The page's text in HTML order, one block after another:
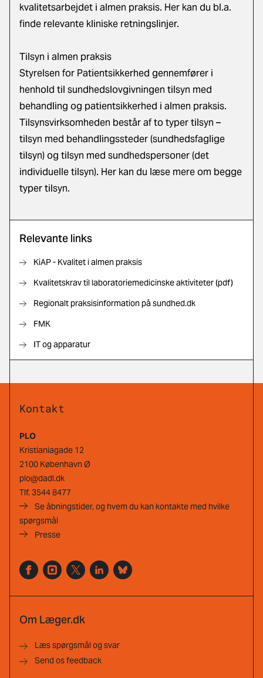
kvalitetsarbejdet i almen praksis. Her kan du bl.a.
finde relevante kliniske retningslinjer.
Tilsyn i almen praksis
Styrelsen for Patientsikkerhed gennemfører i
henhold til sundhedslovgivningen tilsyn med
behandling og patientsikkerhed i almen praksis.
Tilsynsvirksomheden består af to typer tilsyn –
tilsyn med behandlingssteder (sundhedsfaglige
tilsyn) og tilsyn med sundhedspersoner (det
individuelle tilsyn). Her kan du læse mere om begge
typer tilsyn.
Relevante links
KiAP - Kvalitet i almen praksis
Kvalitetskrav til laboratoriemedicinske aktiviteter (pdf)
Regionalt praksisinformation på sundhed.dk
FMK
IT og apparatur
Kontakt
PLO
Kristianiagade 12
2100 København Ø
plo@dadl.dk
Tlf.3544 8477
Se åbningstider, og hvem du kan kontakte med hvilke
spørgsmål
Presse
Om Læger.dk
Læs spørgsmål og svar
Send os feedback